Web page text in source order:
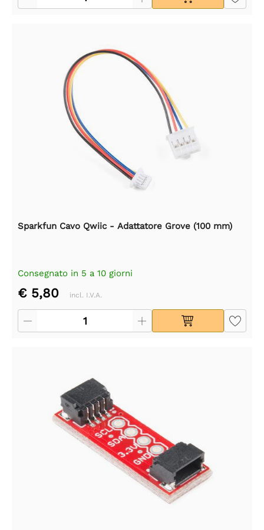
Sparkfun Cavo Qwiic - Adattatore Grove (100 mm)
Consegnato in 5 a 10 giorni
€ 5,80 incl. I.V.A.